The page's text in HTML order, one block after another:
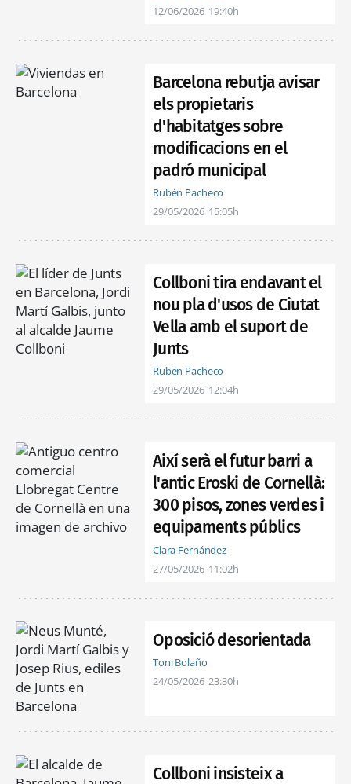
12/06/2026 19:40h
Barcelona rebutja avisar
els propietaris
d'habitatges sobre
modificacions en el
padró municipal
Rubén Pacheco
29/05/2026 15:05h
Collboni tira endavant el
nou pla d'usos de Ciutat
Vella amb el suport de
Junts
Rubén Pacheco
29/05/2026 12:04h
Així serà el futur barri a
l'antic Eroski de Cornellà:
300 pisos, zones verdes i
equipaments públics
Clara Fernández
27/05/2026 11:02h
Oposició desorientada
Toni Bolaño
24/05/2026 23:30h
Collboni insisteix a